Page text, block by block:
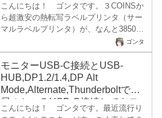
Snapmaker純正のフィラメントスプール
に張り付けられているRFIDタグについて
書いてみたいと思います。Snapmaker純
正フィラメントのRFIDってなによ？まぁ
Snapmake...
こんにちは！ ゴンタです。３COINSか
ら超激安の熱転写ラベルプリンタ（サー
マルラベルプリンタ）が、なんと3850円
で販売開始！ なんですが、あまりの人
気に売り切れしているお店が多いようで
す。サーマルラベルプリンタがハンディ
サイズで、このお値段でスマートフォン
アプリからBluetooth経由で印字できるの
はかなりのお得商品だと思います。ちょ
っとこの商品を掘り下げてみたいと思い
ゴンタ
モニターUSB-C接続とUSB-
HUB,DP1.2/1.4,DP Alt
Mode,Alternate,Thunderboltで結
局のところUSB-C接続してもモ
ニターが映らない人向け解説
こんにちは！ ゴンタです。最近流行り